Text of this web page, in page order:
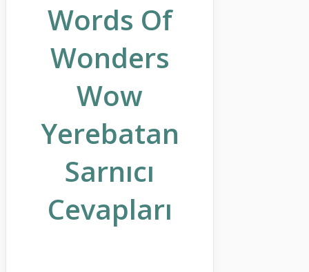
Words Of
Wonders
Wow
Yerebatan
Sarnıcı
Cevapları